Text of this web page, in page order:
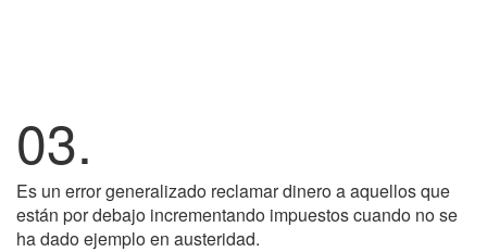
03.
Es un error generalizado reclamar dinero a aquellos que
están por debajo incrementando impuestos cuando no se
ha dado ejemplo en austeridad.